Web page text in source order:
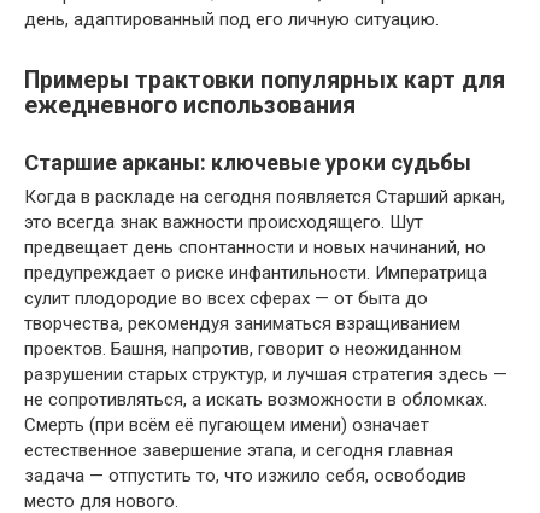
день, адаптированный под его личную ситуацию.
Примеры трактовки популярных карт для
ежедневного использования
Старшие арканы: ключевые уроки судьбы
Когда в раскладе на сегодня появляется Старший аркан,
это всегда знак важности происходящего. Шут
предвещает день спонтанности и новых начинаний, но
предупреждает о риске инфантильности. Императрица
сулит плодородие во всех сферах — от быта до
творчества, рекомендуя заниматься взращиванием
проектов. Башня, напротив, говорит о неожиданном
разрушении старых структур, и лучшая стратегия здесь —
не сопротивляться, а искать возможности в обломках.
Смерть (при всём её пугающем имени) означает
естественное завершение этапа, и сегодня главная
задача — отпустить то, что изжило себя, освободив
место для нового.